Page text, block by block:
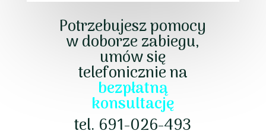
Potrzebujesz pomocy
w doborze zabiegu,
umów się
telefonicznie na
bezpłatną
konsultację
tel. 691-026-493